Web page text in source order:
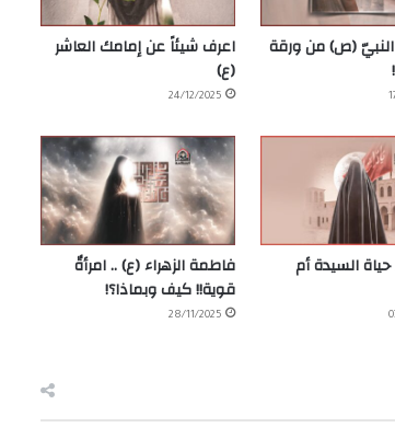
(ص) من ورقة
اعرف شيئاً عن إمامك العاشر
(ع)
24/12/2025
السيدة أم
فاطمة الزهراء (ع) .. امرأةٌ
قوية!! كيف وبماذا؟!
28/11/2025